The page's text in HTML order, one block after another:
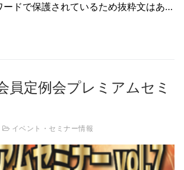
ードで保護されているため抜粋文はあ…
員定例会プレミアムセミ
イベント・セミナー情報